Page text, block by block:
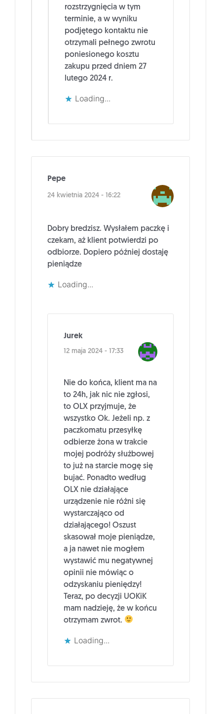
rozstrzygnięcia w tym
terminie, a w wyniku
podjętego kontaktu nie
otrzymali pełnego zwrotu
poniesionego kosztu
zakupu przed dniem 27
lutego 2024 r.
Loading...
Pepe
24 kwietnia 2024 - 16:22
Dobry bredzisz. Wysłałem paczkę i
czekam, aż klient potwierdzi po
odbiorze. Dopiero później dostaję
pieniądze
Loading...
Jurek
12 maja 2024 - 17:33
Nie do końca, klient ma na
to 24h, jak nic nie zgłosi,
to OLX przyjmuje, że
wszystko Ok. Jeżeli np. z
paczkomatu przesyłkę
odbierze żona w trakcie
mojej podróży służbowej
to już na starcie mogę się
bujać. Ponadto według
OLX nie działające
urządzenie nie różni się
wystarczająco od
działającego! Oszust
skasował moje pieniądze,
a ja nawet nie mogłem
wystawić mu negatywnej
opinii nie mówiąc o
odzyskaniu pieniędzy!
Teraz, po decyzji UOKiK
mam nadzieję, że w końcu
otrzymam zwrot.
Loading...